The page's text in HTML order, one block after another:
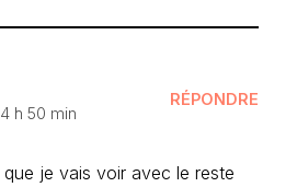
h 50 min
RÉPONDRE
je vais voir avec le reste